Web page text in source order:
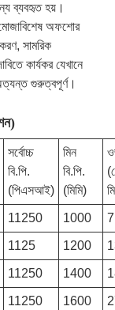
ব্যবহৃত হয়।
মোজাবিশেষ অফশোর
সামরিক
কার্যকর যেখানে
অত্যন্ত গুরুত্বপূর্ণ।
সর্বোচ্চ
বি.পি.
(পিএসআই)
মিন
বি.পি.
(মিমি)
11250 1000
1125 1200
11250 1400
11250 1600